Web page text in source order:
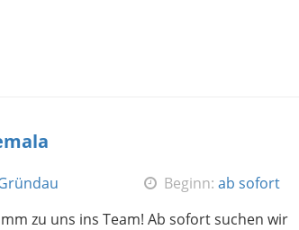
Beginn: ab sofort
zu uns ins Team! Ab sofort suchen wir